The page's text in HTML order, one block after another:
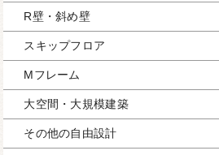
R壁・斜め壁
スキップフロア
Mフレーム
大空間・大規模建築
その他の自由設計